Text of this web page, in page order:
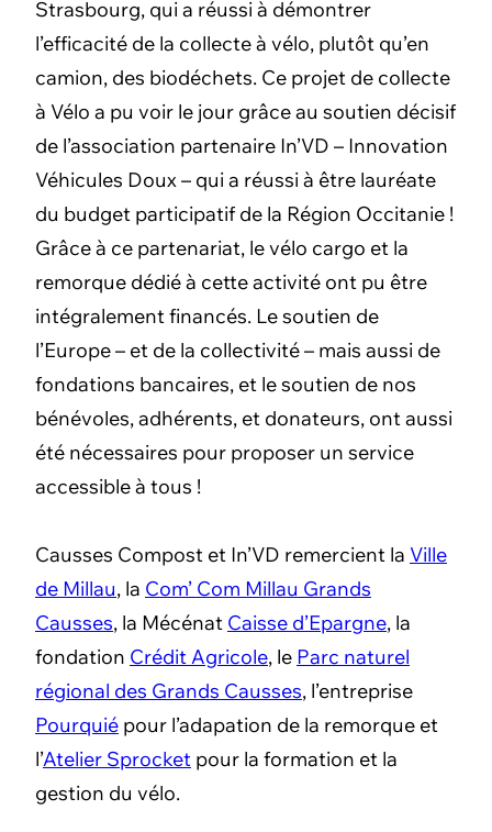
Strasbourg, qui a réussi à démontrer
l’efficacité de la collecte à vélo, plutôt qu’en
camion, des biodéchets. Ce projet de collecte
à Vélo a pu voir le jour grâce au soutien décisif
de l’association partenaire In’VD – Innovation
Véhicules Doux – qui a réussi à être lauréate
du budget participatif de la Région Occitanie !
Grâce à ce partenariat, le vélo cargo et la
remorque dédié à cette activité ont pu être
intégralement financés. Le soutien de
l’Europe – et de la collectivité – mais aussi de
fondations bancaires, et le soutien de nos
bénévoles, adhérents, et donateurs, ont aussi
été nécessaires pour proposer un service
accessible à tous !
Causses Compost et In’VD remercient la Ville
de Millau, la Com’ Com Millau Grands
Causses, la Mécénat Caisse d’Epargne, la
fondation Crédit Agricole, le Parc naturel
régional des Grands Causses, l’entreprise
Pourquié pour l’adapation de la remorque et
l’Atelier Sprocket pour la formation et la
gestion du vélo.